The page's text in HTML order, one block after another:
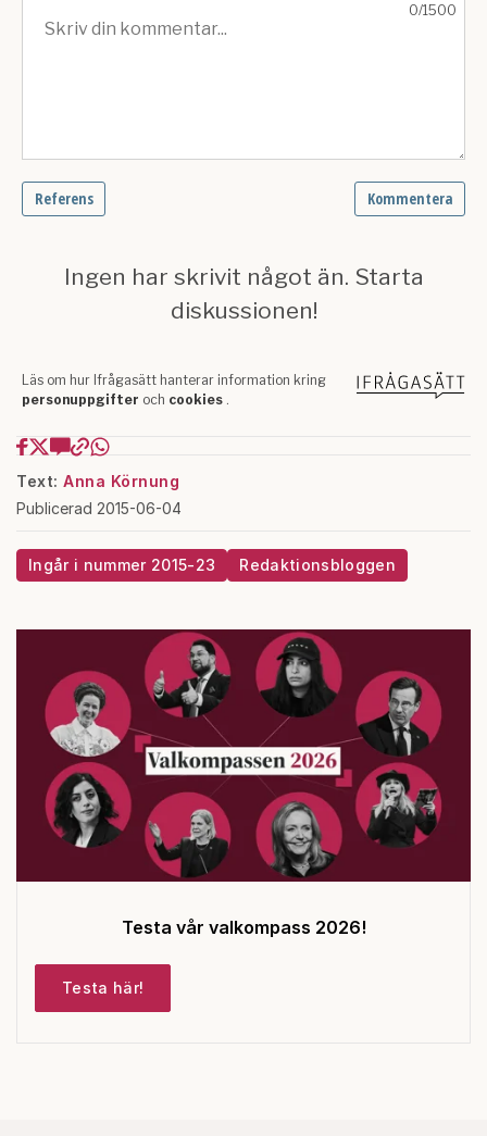
Text: Anna Körnung
Publicerad 2015-06-04
Ingår i nummer 2015-23 Redaktionsbloggen
Testa vår valkompass 2026!
Testa här!